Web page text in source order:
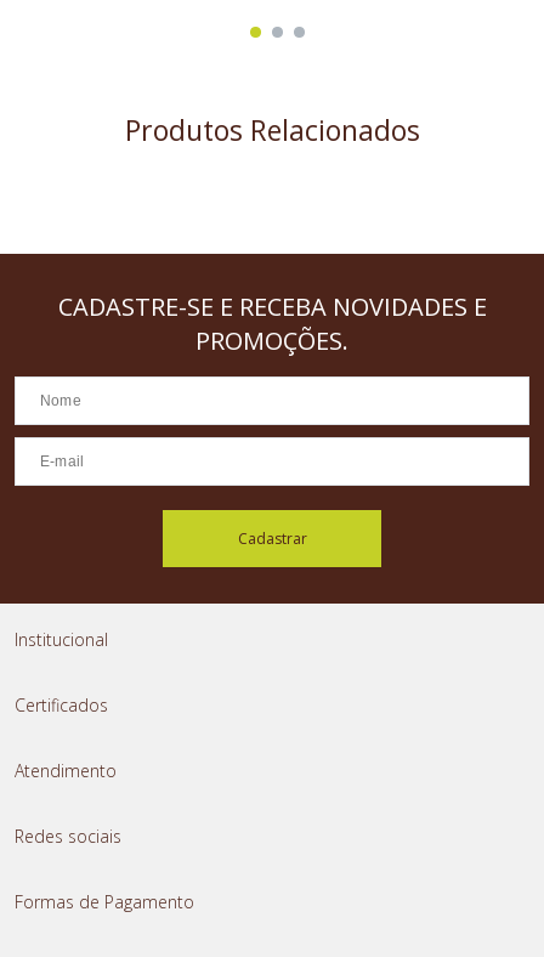
Produtos Relacionados
CADASTRE-SE E RECEBA NOVIDADES E
PROMOÇÕES.
Cadastrar
Institucional
Certificados
Atendimento
Redes sociais
Formas de Pagamento